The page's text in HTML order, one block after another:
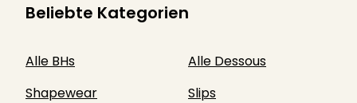
Beliebte Kategorien
Alle BHs
Alle Dessous
Shapewear
Slips